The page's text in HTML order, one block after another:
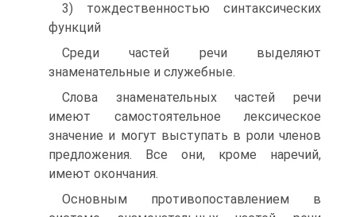
3) тождественностью синтаксических
функций
Среди частей речи выделяют
знаменательные и служебные.
Слова знаменательных частей речи
имеют самостоятельное лексическое
значение и могут выступать в роли членов
предложения. Все они, кроме наречий,
имеют окончания.
Основным противопоставлением в